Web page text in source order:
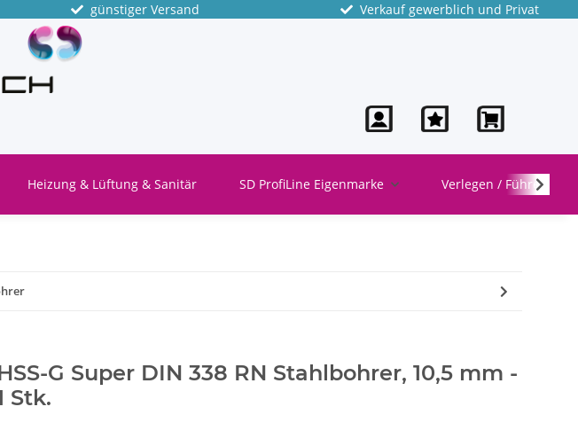
günstiger Versand Verkauf gewerblich und Privat
Heizung & Lüftung & Sanitär SD ProfiLine Eigenmarke Verlegen / Führen
G Super DIN 338 RN Stahlbohrer, 10,5 mm -
Stk.